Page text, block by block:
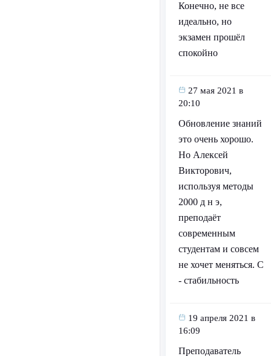
Конечно, не все
идеально, но
экзамен прошёл
спокойно
27 мая 2021 в
20:10
Обновление знаний
это очень хорошо.
Но Алексей
Викторович,
используя методы
2000 д н э,
преподаёт
современным
студентам и совсем
не хочет меняться. С
- стабильность
19 апреля 2021 в
16:09
Преподаватель